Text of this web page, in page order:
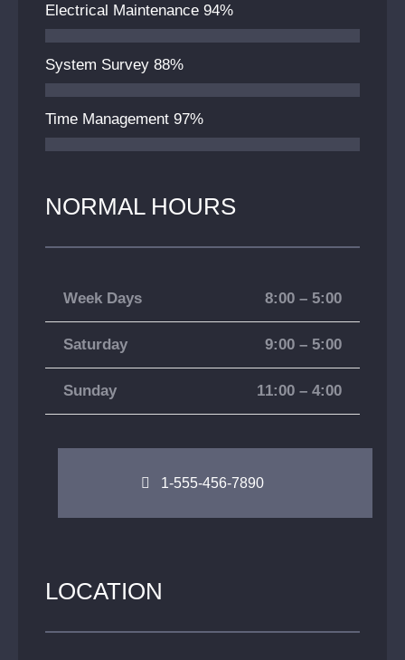
Electrical Maintenance 94%
System Survey 88%
Time Management 97%
NORMAL HOURS
Week Days 8:00 – 5:00
Saturday 9:00 – 5:00
Sunday 11:00 – 4:00
1-555-456-7890
LOCATION